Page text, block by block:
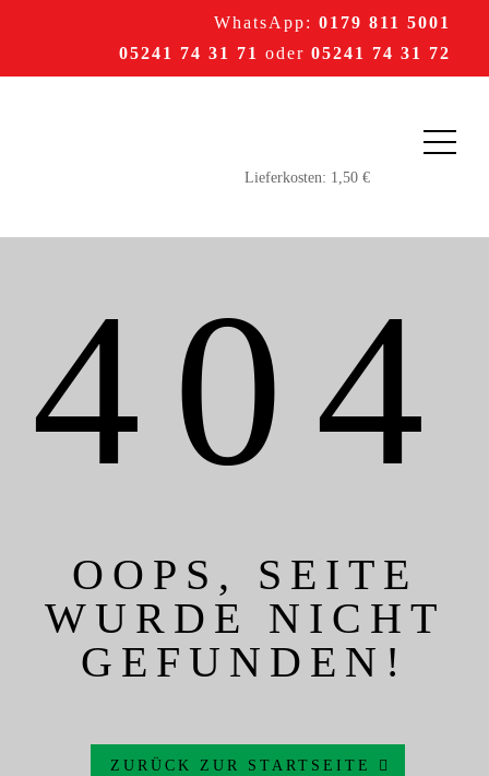
WhatsApp: 0179 811 5001
05241 74 31 71 oder 05241 74 31 72
404
OOPS, SEITE
WURDE NICHT
GEFUNDEN!
ZURÜCK ZUR STARTSEITE